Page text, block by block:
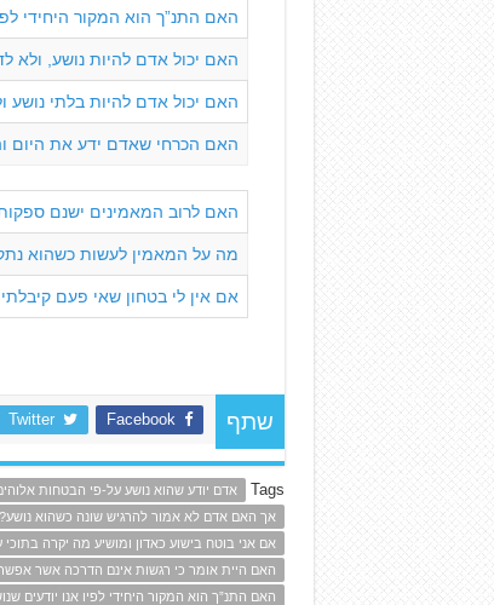
האם התנ”ך הוא המקור היחידי
האם יכול אדם להיות נושע, ולא
האם יכול אדם להיות בלתי נושע
האם הכרחי שאדם ידע את היום
האם לרוב המאמינים ישנם
מה על המאמין לעשות כשהוא
אם אין לי בטחון שאי פעם
שתף Facebook
Twitter
Tags אדם יודע שהוא נושע על-פי הבטחות
אך האם אדם לא אמור להרגיש שונה כשהוא נושע?
אם אני בוטח בישוע כאדון ומושיע מה יקרה
האם היית אומר כי רגשות אינם הדרכה אשר
האם התנ”ך הוא המקור היחידי לפיו אנו יודעים